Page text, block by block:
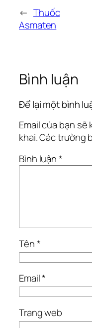
← Thuốc
Asmaten
Bình luận
Để lại một bình
Email của bạn
khai.Các trường
Bình luận*
Tên*
Email*
Trang web